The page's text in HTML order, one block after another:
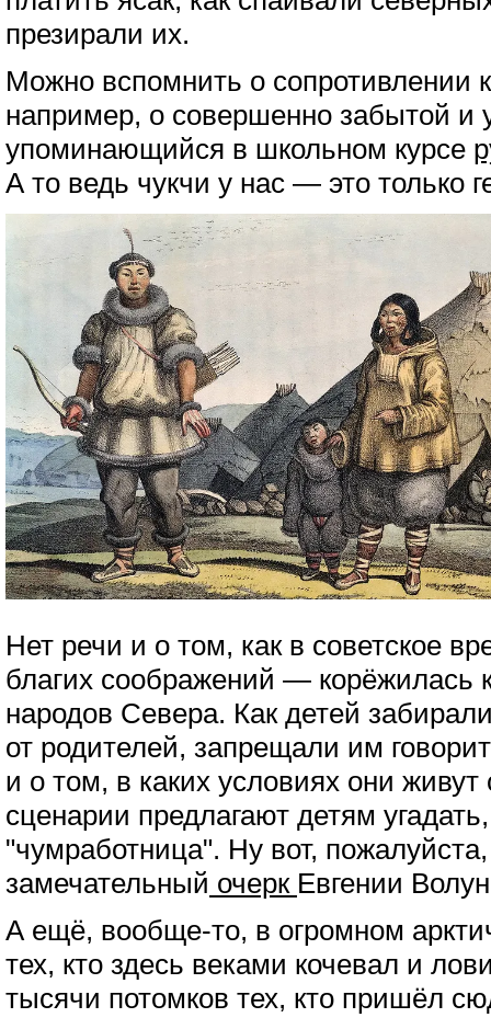
презирали их.
Можно вспомнить о сопротивлении
например, о совершенно забытой и
упоминающийся в школьном курсе
А то ведь чукчи у нас — это только
Нет речи и о том, как в советское
благих соображений — корёжилась
народов Севера. Как детей
от родителей, запрещали им
и о том, в каких условиях они живут
сценарии предлагают детям
"чумработница". Ну вот,
замечательный очерк Евгении
А ещё, вообще-то, в огромном
тех, кто здесь веками кочевал и
тысячи потомков тех, кто пришёл